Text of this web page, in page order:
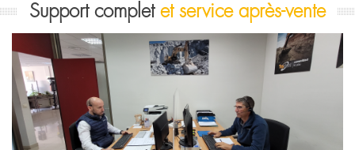
Support complet et service après-vente